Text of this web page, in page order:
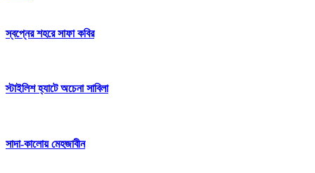
স্বপ্নের শহরে সাফা কবির
স্টাইলিশ হ্যাটে অচেনা সাবিলা
সাদা-কালোয় মেহজাবীন